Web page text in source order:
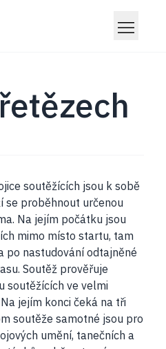
soutěžících jsou k sobě
se proběhnout určenou
Na jejím počátku jsou
mimo místo startu, tam
po nastudování odtajněné
Soutěž prověřuje
soutěžících ve velmi
jejím konci čeká na tři
soutěže samotné jsou pro
umění, tanečních a